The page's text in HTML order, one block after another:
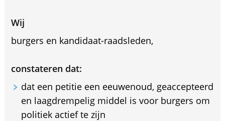
Wij
burgers en kandidaat-raadsleden,
constateren dat:
dat een petitie een eeuwenoud, geaccepteerd
en laagdrempelig middel is voor burgers om
politiek actief te zijn